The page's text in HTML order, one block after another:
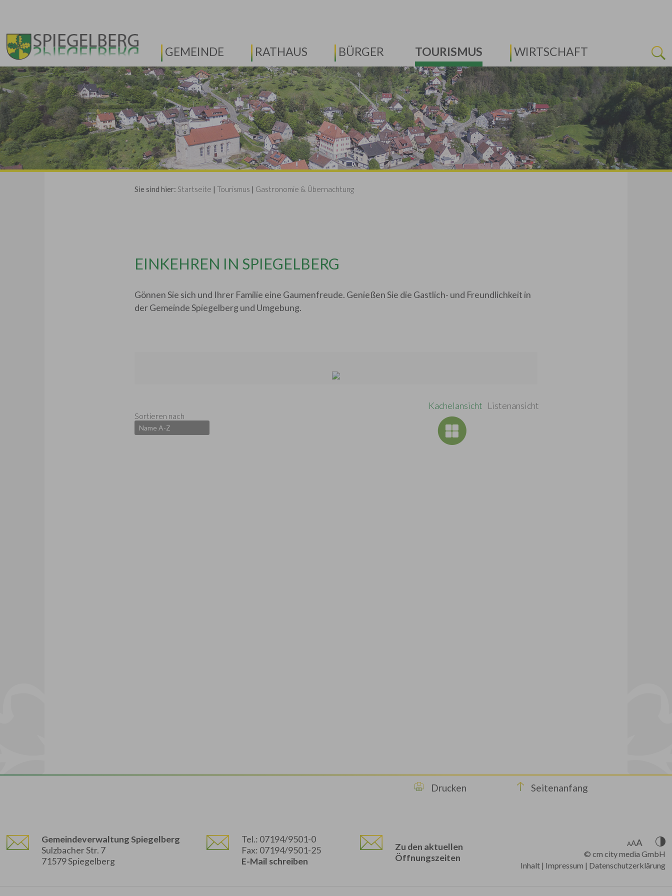
GEMEINDE RATHAUS BÜRGER TOURISMUS WIRTSCHAFT
Next
Sie sind hier: Startseite | Tourismus | Gastronomie & Übernachtung
EINKEHREN IN SPIEGELBERG
Gönnen Sie sich und Ihrer Familie eine Gaumenfreude. Genießen Sie die Gastlich- und Freundlichkeit in
der Gemeinde Spiegelberg und Umgebung.
Sortieren nach
Listenansicht
Kachelansicht
Drucken Seitenanfang
Gemeindeverwaltung Spiegelberg
Sulzbacher Str. 7
71579 Spiegelberg
Tel.: 07194/9501-0
Fax: 07194/9501-25
E-Mail schreiben
Zu den aktuellen
Öffnungszeiten
© cm city media GmbH
Inhalt| Impressum | Datenschutzerklärung